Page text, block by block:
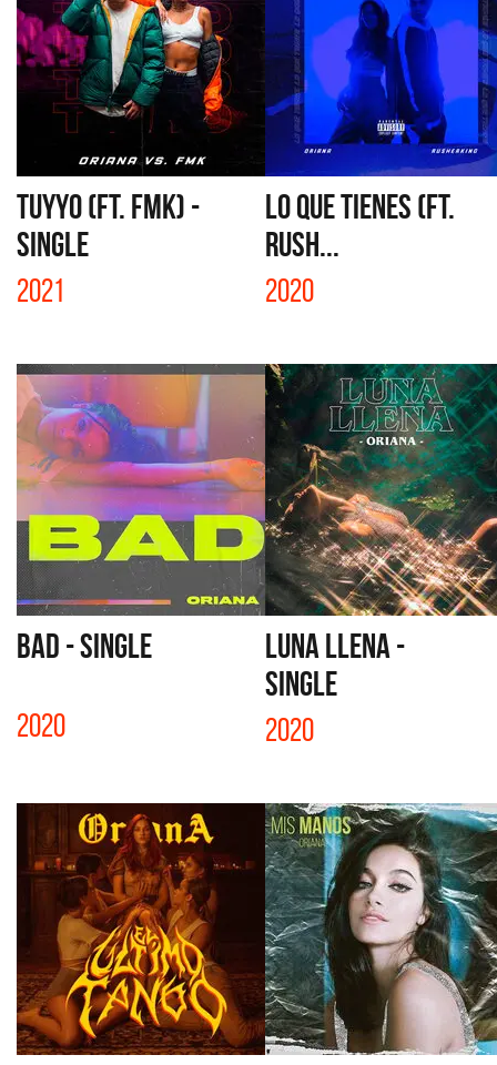
TUYYO (FT. FMK) -
SINGLE
2021
LO QUE TIENES (FT.
RUSH...
2020
BAD - SINGLE
2020
LUNA LLENA -
SINGLE
2020